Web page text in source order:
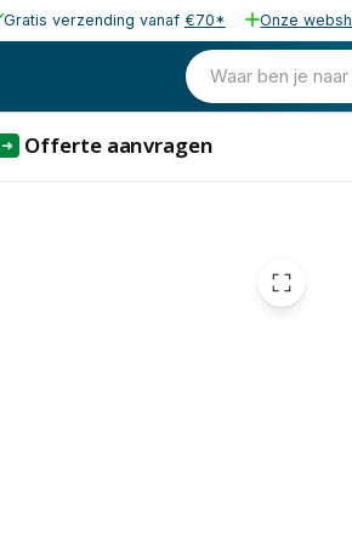
Gratis verzending vanaf €70* Onze
Waar ben je
➜ Offerte aanvragen